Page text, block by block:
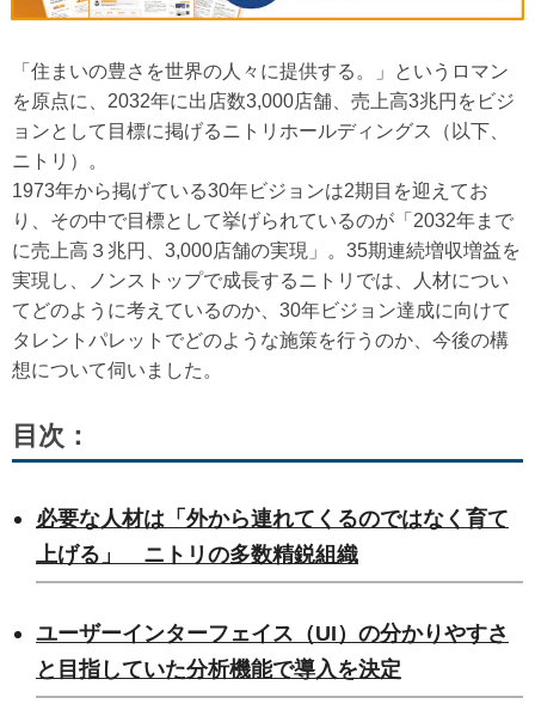
「住まいの豊さを世界の人々に提供する。」というロマン
を原点に、2032年に出店数3,000店舗、売上高3兆円をビジ
ョンとして目標に掲げるニトリホールディングス（以下、
ニトリ）。
1973年から掲げている30年ビジョンは2期目を迎えてお
り、その中で目標として挙げられているのが「2032年まで
に売上高３兆円、3,000店舗の実現」。35期連続増収増益を
実現し、ノンストップで成長するニトリでは、人材につい
てどのように考えているのか、30年ビジョン達成に向けて
タレントパレットでどのような施策を行うのか、今後の構
想について伺いました。
目次：
必要な人材は「外から連れてくるのではなく育て
上げる」 ニトリの多数精鋭組織
ユーザーインターフェイス（UI）の分かりやすさ
と目指していた分析機能で導入を決定